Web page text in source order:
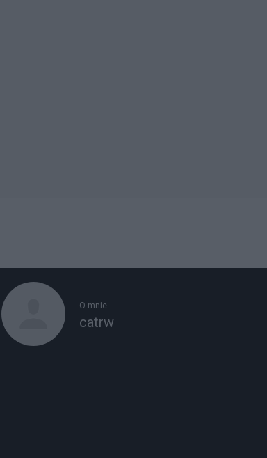
O mnie
catrw